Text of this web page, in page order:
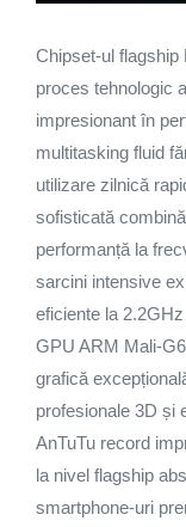
Chipset-ul flagship
proces tehnologic
impresionant în
multitasking fluid
utilizare zilnică
sofisticată
performanță la
sarcini intensive
eficiente la
GPU ARM Mali-
grafică
profesionale 3D și
AnTuTu record
la nivel flagship
smartphone-uri